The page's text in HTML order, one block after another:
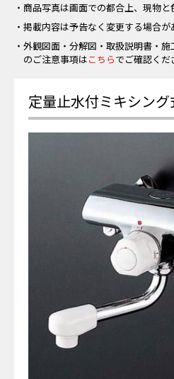
・商品写真は画面での都合上、現物と
・掲載内容は予告なく変更する場合が
・外観図面・分解図・取扱説明書・
のご注意事項はこちらでご確認くだ
定量止水付ミキシン